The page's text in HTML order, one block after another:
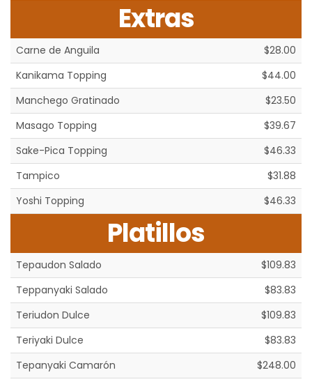
Extras
Carne de Anguila
$28.00
Kanikama Topping
$44.00
Manchego Gratinado
$23.50
Masago Topping
$39.67
Sake-Pica Topping
$46.33
Tampico
$31.88
Yoshi Topping
$46.33
Platillos
Tepaudon Salado
$109.83
Teppanyaki Salado
$83.83
Teriudon Dulce
$109.83
Teriyaki Dulce
$83.83
Tepanyaki Camarón
$248.00